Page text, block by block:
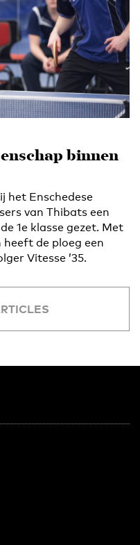
binnen
het Enschedese
van Thibats een
1e klasse gezet. Met
de ploeg een
Vitesse ’35.